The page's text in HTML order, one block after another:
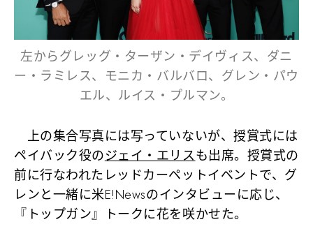
左からグレッグ・ターザン・デイヴィス、ダニ
ー・ラミレス、モニカ・バルバロ、グレン・パウ
エル、ルイス・プルマン。
上の集合写真には写っていないが、授賞式には
ペイバック役のジェイ・エリスも出席。授賞式の
前に行なわれたレッドカーペットイベントで、グ
レンと一緒に米E!Newsのインタビューに応じ、
『トップガン』トークに花を咲かせた。